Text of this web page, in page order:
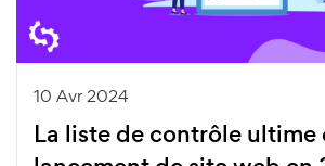
10 Avr 2024
La liste de contrôle ultime